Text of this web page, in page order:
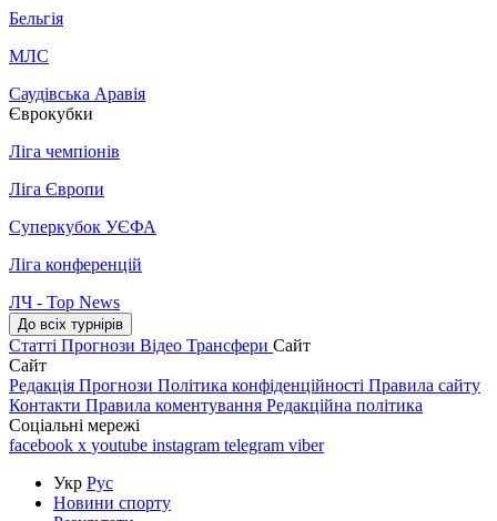
Бельгія
МЛС
Саудівська Аравія
Єврокубки
Ліга чемпіонів
Ліга Європи
Суперкубок УЄФА
Ліга конференцій
ЛЧ - Top News
До всіх турнірів
Статті Прогнози Відео Трансфери Сайт
Сайт
Редакція Прогнози Політика конфіденційності Правила сайту
Контакти Правила коментування Редакційна політика
Соціальні мережі
facebook x youtube instagram telegram viber
Укр Рус
Новини спорту